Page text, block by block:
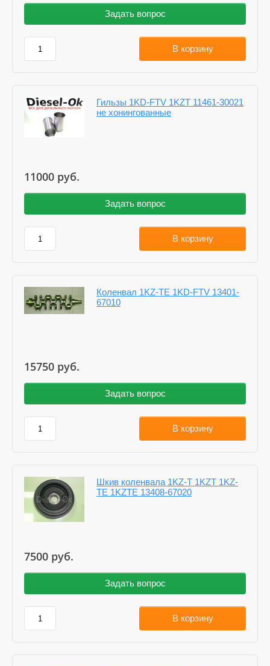
Задать вопрос
В корзину
Гильзы 1KD-FTV 1KZT 11461-30021
не хонингованные
11000 руб.
Задать вопрос
В корзину
Коленвал 1KZ-TE 1KD-FTV 13401-
67010
15750 руб.
Задать вопрос
В корзину
Шкив коленвала 1KZ-T 1KZT 1KZ-
TE 1KZTE 13408-67020
7500 руб.
Задать вопрос
В корзину